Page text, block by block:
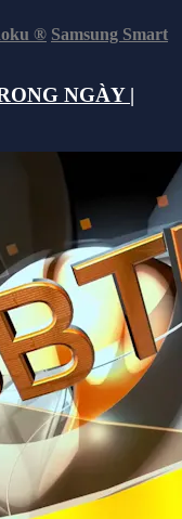
® Samsung Smart
NGÀY |